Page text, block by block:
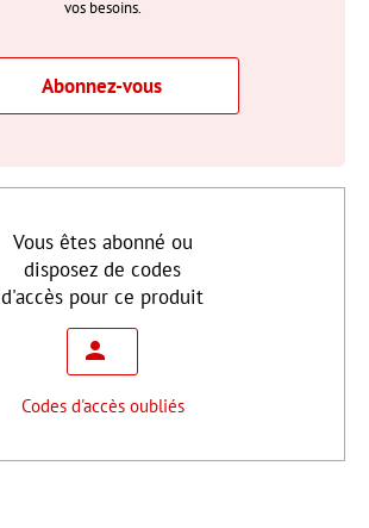
vos besoins.
Abonnez-vous
Vous êtes abonné ou
disposez de codes
d'accès pour ce produit
Codes d'accès oubliés